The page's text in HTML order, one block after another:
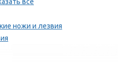
ножи и лезвия